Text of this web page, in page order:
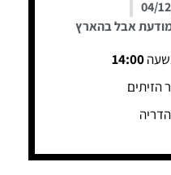
04/
אבל בהארץ
14:00
הזיתים